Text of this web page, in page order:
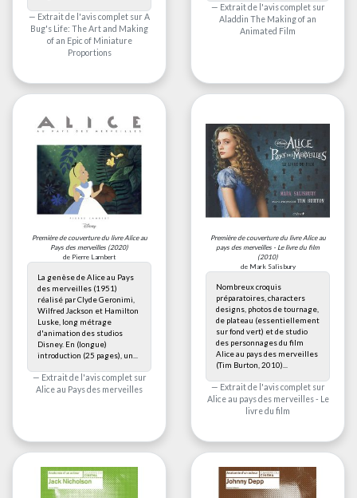
Extrait de l'avis complet sur A
Bug's Life: The Art and Making
of an Epic of Miniature
Proportions
Extrait de l'avis complet sur
Aladdin The Making of an
Animated Film
Première de couverture du livreAlice au
Pays des merveilles (2020)
de Pierre Lambert
La genèse de Alice au Pays
des merveilles (1951)
réalisé par Clyde Geronimi,
Wilfred Jackson et Hamilton
Luske, long métrage
d'animation des studios
Disney. En (longue)
introduction (25 pages), un...
Extrait de l'avis complet sur
Alice au Pays des merveilles
Première de couverture du livreAlice au
pays des merveilles - Le livre du film
(2010)
de Mark Salisbury
Nombreux croquis
préparatoires, characters
designs, photos de tournage,
de plateau (essentiellement
sur fond vert) et de studio
des personnages du film
Alice au pays des merveilles
(Tim Burton, 2010)...
Extrait de l'avis complet sur
Alice au pays des merveilles - Le
livre du film